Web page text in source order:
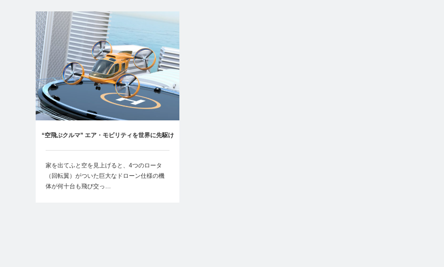
“空飛ぶクルマ” エア・モビリティを世界に先駆け
て実現せよ！
家を出てふと空を見上げると、4つのロータ
（回転翼）がついた巨大なドローン仕様の機
体が何十台も飛び交っ…